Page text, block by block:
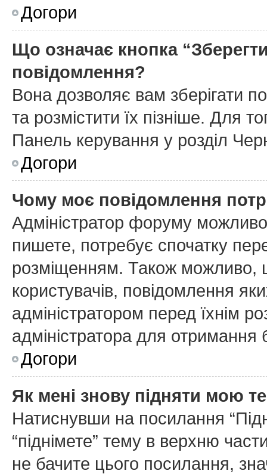
Догори
Що означає кнопка
повідомлення?
Вона дозволяє вам зберігати
та розмістити їх пізніше. Для
Панель керування у розділ
Догори
Чому моє повідомлення
Адміністратор форуму
пишете, потребує спочатку
розміщенням. Також можливо,
користувачів, повідомлення
адміністратором перед їхнім
адміністратора для отримання
Догори
Як мені знову підняти мою
Натиснувши на посилання
“піднімете” тему в верхню
не бачите цього посилання,